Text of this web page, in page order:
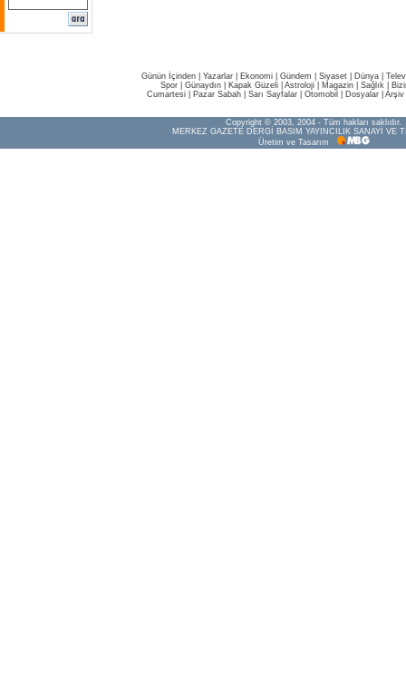
Günün İçinden Yazarlar Ekonomi Gündem Siyaset Dünya |
Spor
Günaydın Kapak Güzeli Astroloji Magazin Sağlık
Cumartesi
Pazar Sabah Sarı Sayfalar Otomobil Dosyalar Arşiv
Copyright © 2003, 2004 - Tüm hakları saklıdır.
MERKEZ GAZETE DERGİ BASIM YAYINCILIK SANAYİ VE
Üretim ve Tasarım